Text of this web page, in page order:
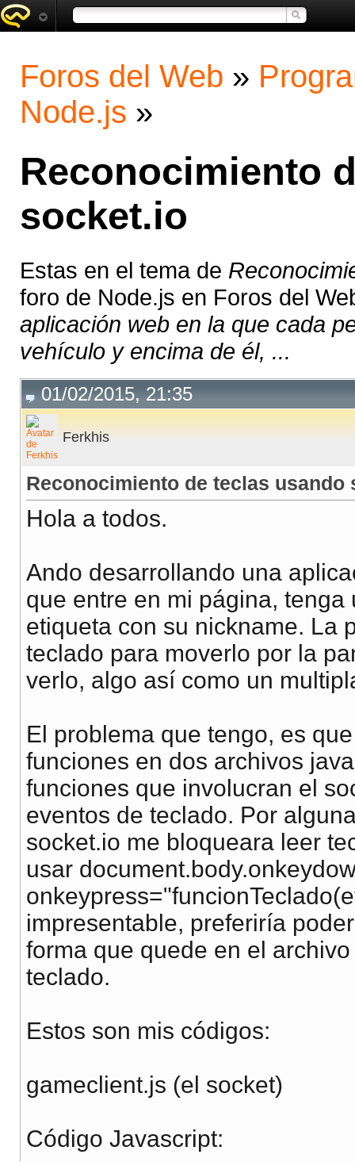
Foros del Web »
Node.js »
Reconocimiento
socket.io
Estas en el tema de
foro de Node.js en Foros del
aplicación web en la que cada
vehículo y encima de él, ...
01/02/2015, 21:35
Ferkhis
Reconocimiento de teclas usando
Hola a todos.
Ando desarrollando una
que entre en mi página,
etiqueta con su nickname. La
teclado para moverlo por la
verlo, algo así como un
El problema que tengo, es
funciones en dos archivos
funciones que involucran el
eventos de teclado. Por
socket.io me bloqueara leer
usar
impresentable, preferiría
forma que quede en el
teclado.
Estos son mis códigos:
gameclient.js (el socket)
Código Javascript: